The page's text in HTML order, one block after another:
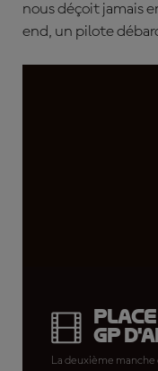
nous déçoit jamais
end, un pilote
GP
La deuxième